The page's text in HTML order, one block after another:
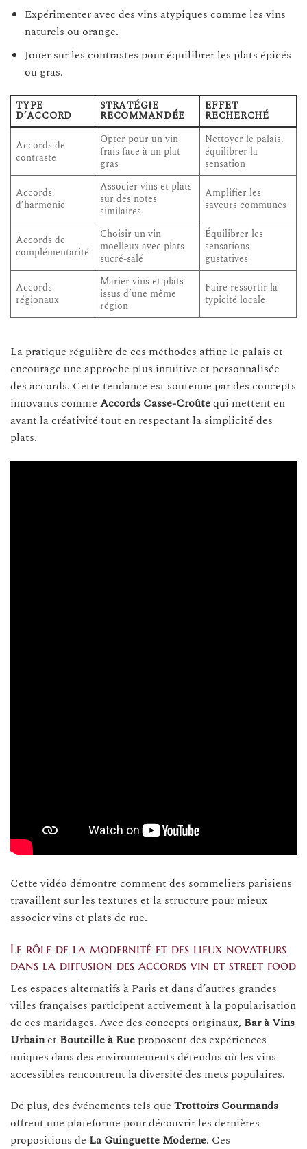
Expérimenter avec des vins atypiques comme les vins
naturels ou orange.
Jouer sur les contrastes pour équilibrer les plats épicés
ou gras.
TYPE
D’ACCORD
STRATÉGIE
RECOMMANDÉE
EFFET
RECHERCHÉ
Accords de
contraste
Opter pour un vin
frais face à un plat
gras
Nettoyer le palais,
équilibrer la
sensation
Accords
d’harmonie
Associer vins et plats
sur des notes
similaires
Amplifier les
saveurs communes
Accords de
complémentarité
Choisir un vin
moelleux avec plats
sucré-salé
Équilibrer les
sensations
gustatives
Accords
régionaux
Marier vins et plats
issus d’une même
région
Faire ressortir la
typicité locale
La pratique régulière de ces méthodes affine le palais et
encourage une approche plus intuitive et personnalisée
des accords. Cette tendance est soutenue par des concepts
innovants comme Accords Casse-Croûtequi mettent en
avant la créativité tout en respectant la simplicité des
plats.
Cette vidéo démontre comment des sommeliers parisiens
travaillent sur les textures et la structure pour mieux
associer vins et plats de rue.
Le rôle de la modernité et des lieux novateurs
dans la diffusion des accords vin et street food
Les espaces alternatifs à Paris et dans d’autres grandes
villes françaises participent activement à la popularisation
de ces maridages. Avec des concepts originaux, Bar à Vins
Urbainet Bouteille à Rue proposent des expériences
uniques dans des environnements détendus où les vins
accessibles rencontrent la diversité des mets populaires.
De plus, des événements tels que Trottoirs Gourmands
offrent une plateforme pour découvrir les dernières
propositions de La Guinguette Moderne. Ces